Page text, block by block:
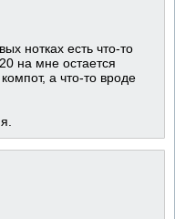
нотках есть что-то
на мне остается
а что-то вроде